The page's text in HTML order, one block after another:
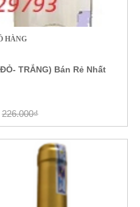
HÀNG
TRẮNG) Bán Rẻ Nhất
226.000₫